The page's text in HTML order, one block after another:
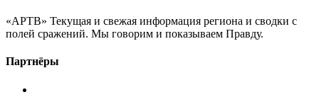
«АРТВ» Текущая и свежая информация региона и сводки с
полей сражений. Мы говорим и показываем Правду.
Партнёры